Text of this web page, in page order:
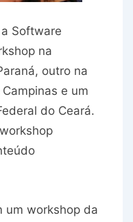
Software
na
outro na
e um
do Ceará.
um workshop da